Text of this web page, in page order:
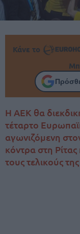
Κάνε το
Η ΑΕΚ θα
τέταρτο
αγωνιζόμενη
κόντρα στη
τους τελικούς